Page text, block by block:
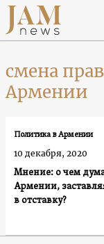
смена
Армении
Мнение: о чем
Армении,
в отставку?
Политика в Армении
10 декабря, 2020